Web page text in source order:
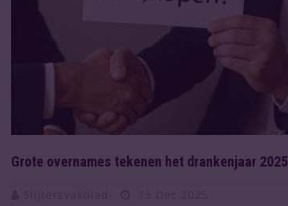
Grote overnames tekenen het drankenjaar 2025